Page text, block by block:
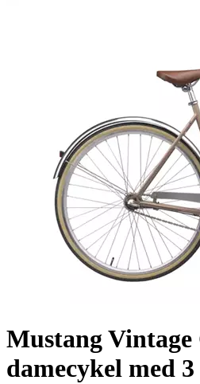
Mustang Vintage
damecykel med